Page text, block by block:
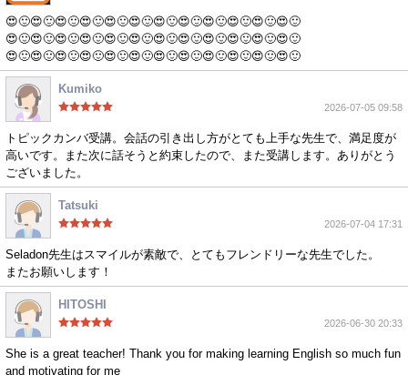
😍🙂😍🙂😍🙂😍🙂😍🙂😍🙂😍🙂😍🙂😍🙂😍🙂😍🙂😍🙂
😍🙂😍🙂😍🙂😍🙂😍🙂😍🙂😍🙂😍🙂😍🙂😍🙂😍🙂😍🙂
😍🙂😍🙂😍🙂😍🙂😍🙂😍🙂😍🙂😍🙂😍🙂😍🙂😍🙂😍🙂
Kumiko
2026-07-05 09:58
トピックカンバ受講。会話の引き出し方がとても上手な先生で、満足度が
高いです。また次に話そうと約束したので、また受講します。ありがとう
ございました。
Tatsuki
2026-07-04 17:31
Seladon先生はスマイルが素敵で、とてもフレンドリーな先生でした。
またお願いします！
HITOSHI
2026-06-30 20:33
She is a great teacher! Thank you for making learning English so much fun
and motivating for me